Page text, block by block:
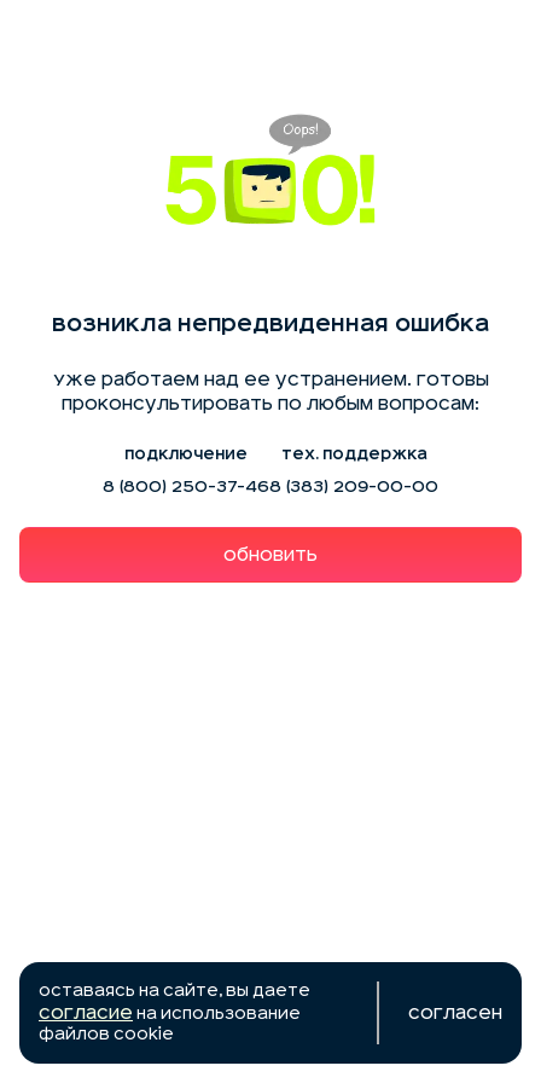
Возникла непредвиденная ошибка
Уже работаем над ее устранением. Готовы
проконсультировать по любым вопросам:
Подключение
8 (800) 250-37-46
Тех. поддержка
8 (383) 209-00-00
Обновить
Оставаясь на сайте, вы даете
согласие на использование
файлов cookie
Согласен